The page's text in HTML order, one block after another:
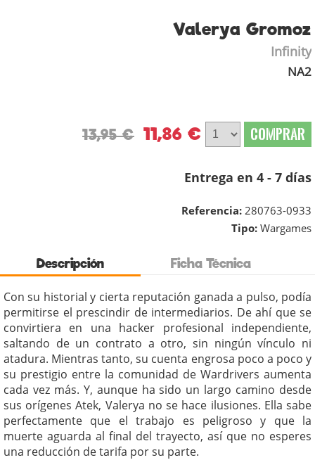
Valerya Gromoz
Infinity
NA2
13,95 € 11,86 € COMPRAR
Entrega en 4 - 7 días
Referencia: 280763-0933
Tipo: Wargames
Descripción Ficha Técnica
Con su historial y cierta reputación ganada a pulso, podía
permitirse el prescindir de intermediarios. De ahí que se
convirtiera en una hacker profesional independiente,
saltando de un contrato a otro, sin ningún vínculo ni
atadura. Mientras tanto, su cuenta engrosa poco a poco y
su prestigio entre la comunidad de Wardrivers aumenta
cada vez más. Y, aunque ha sido un largo camino desde
sus orígenes Atek, Valerya no se hace ilusiones. Ella sabe
perfectamente que el trabajo es peligroso y que la
muerte aguarda al final del trayecto, así que no esperes
una reducción de tarifa por su parte.